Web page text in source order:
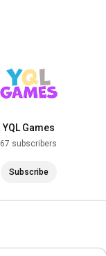
YQL Games
67 subscribers
Subscribe